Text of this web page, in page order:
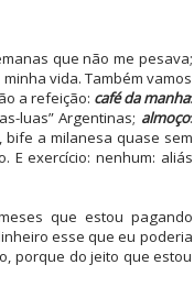
que não me pesava;
vida. Também vamos
a refeição: café da manha:
luas” Argentinas; almoço:
a milanesa quase sem
E exercício: nenhum: aliás
que estou pagando
esse que eu poderia
porque do jeito que estou